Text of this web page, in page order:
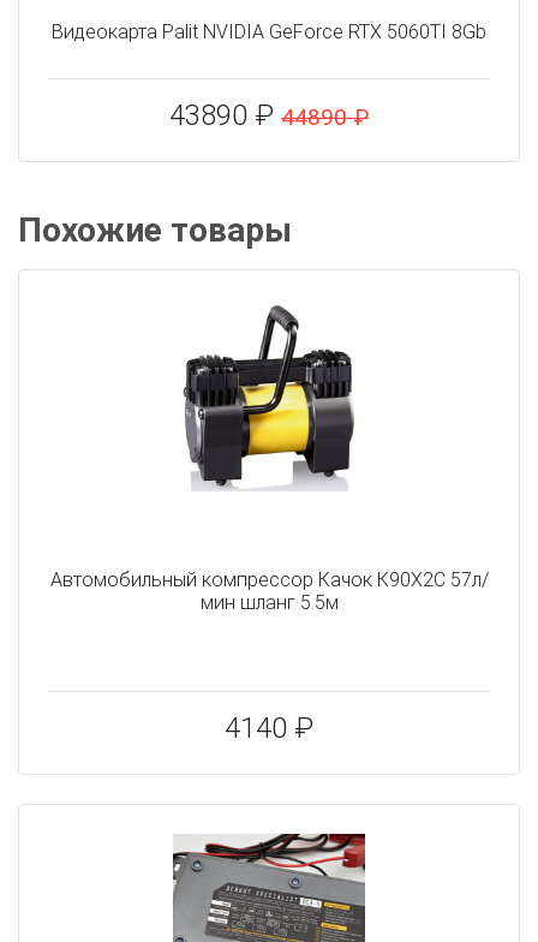
Видеокарта Palit NVIDIA GeForce RTX 5060TI 8Gb
43890 ₽ 44890 ₽
Похожие товары
Автомобильный компрессор Качок К90X2C 57л/
мин шланг 5.5м
4140 ₽